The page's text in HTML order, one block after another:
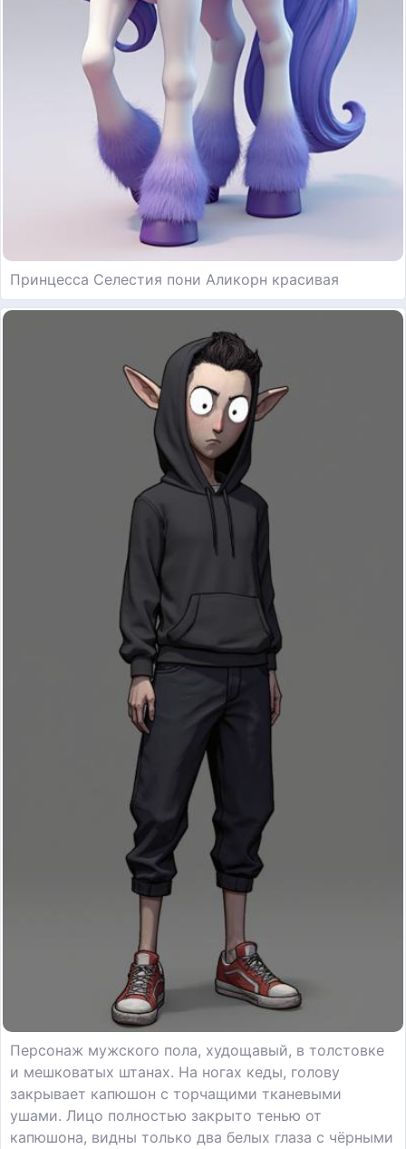
Принцесса Селестия пони Аликорн красивая
Персонаж мужского пола, худощавый, в толстовке
и мешковатых штанах. На ногах кеды, голову
закрывает капюшон с торчащими тканевыми
ушами. Лицо полностью закрыто тенью от
капюшона, видны только два белых глаза с чёрными